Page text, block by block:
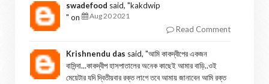
swadefood said, "kakdwip
" on
Aug 20 2021
Read Comment
Krishnendu das said, "আমি কাকদ্বীপের একজন
বাসিন্দা...কাকদ্বীপ হাসপাতালের অনেক কাছেই আমার বাড়ি..ওই
মেয়েটার যদি দ্বিতীয়বার রক্ত লাগে তবে আমায় জানাবেন আমি রক্ত